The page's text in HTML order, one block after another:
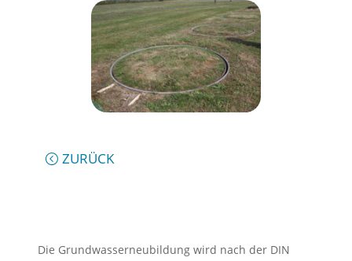
ZURÜCK
Die Grundwasserneubildung wird nach der DIN